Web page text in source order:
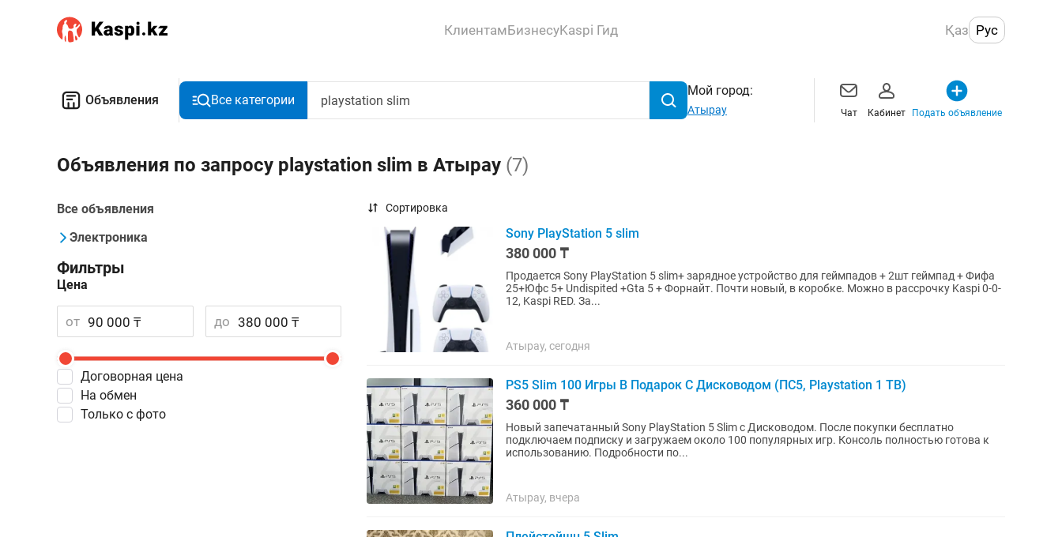
КлиентамБизнесуKaspi Гид Қаз Рус
Объявления Все категории
Мой город:
Атырау Чат Кабинет Подать объявление
Объявления по запросу playstation slim в Атырау (7)
Все объявления
Электроника
Фильтры
Цена
от до
Договорная цена
На обмен
Только с фото
Сортировка
Sony PlayStation 5 slim
380 000 ₸
Продается Sony PlayStation 5 slim+ зарядное устройство для геймпадов + 2шт геймпад + Фифа
25+Юфс 5+ Undispited +Gta 5 + Форнайт. Почти новый, в коробке. Можно в рассрочку Kaspi 0-0-
12, Kaspi RED. За...
Атырау, сегодня
PS5 Slim 100 Игры В Подарок С Дисководом (ПС5, Playstation 1 TB)
360 000 ₸
Новый запечатанный Sony PlayStation 5 Slim с Дисководом. После покупки бесплатно
подключаем подписку и загружаем около 100 популярных игр. Консоль полностью готова к
использованию. Подробности по...
Атырау, вчера